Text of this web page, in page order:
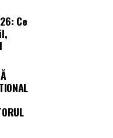
filmului. De sunet
Anca
de: CB MOTION
PRODUCTIONS
Ce